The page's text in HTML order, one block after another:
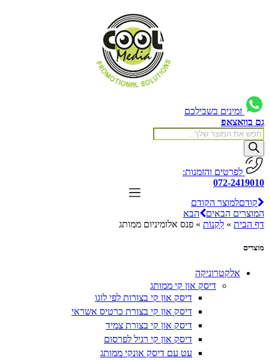
זמינים בשבילכם
בוואצאפ
לפרטים והזמנות:
072-
קודםלמוצר הקודם
הבאים
הבא
הבית» לִקְנוֹת» פנס אלומיניום ממותג
אלקטרוניקה
דיסק און קי ממותג
דיסק און קי בצורות לפי לוגו
דיסק און קי בצורת כרטיס אשראי
דיסק און קי בצורת צמיד
דיסק און קי רגיל לפרסום
עט עם דיסק אונקי ממותג